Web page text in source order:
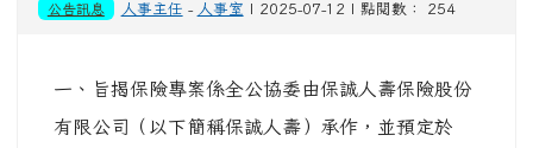
公告訊息 人事主任 - 人事室 | 2025-07-12 | 點閱數： 254
一、旨揭保險專案係全公協委由保誠人壽保險股份
有限公司（以下簡稱保誠人壽）承作，並預定於